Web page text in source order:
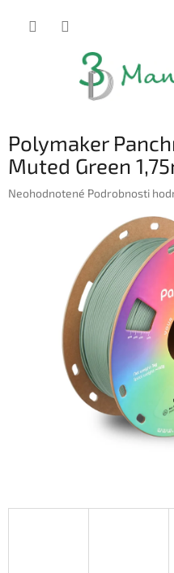
Polymaker
Muted Green
Priemerné
Neohodnotené Podrobnosti